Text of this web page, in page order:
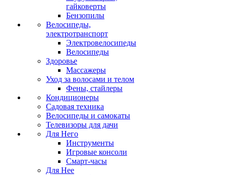
гайковерты
Бензопилы
Велосипеды,
электротранспорт
Электровелосипеды
Велосипеды
Здоровье
Массажеры
Уход за волосами и телом
Фены, стайлеры
Кондиционеры
Садовая техника
Велосипеды и самокаты
Телевизоры для дачи
Для Него
Инструменты
Игровые консоли
Смарт-часы
Для Нее